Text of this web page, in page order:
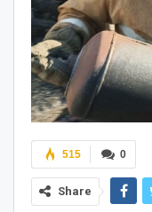
0
515
Share